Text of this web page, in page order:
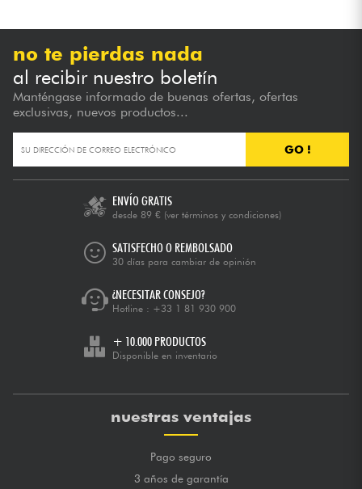
no te pierdas nada
al recibir nuestro boletín
Manténgase informado de buenas ofertas, ofertas
exclusivas, nuevos productos...
GO !
ENVÍO GRATIS
desde 89 € (ver términos y condiciones)
SATISFECHO O REMBOLSADO
30 días para cambiar de opinión
¿NECESITAR CONSEJO?
Hotline : +33 1 81 930 900
+ 10.000 PRODUCTOS
Disponible en inventario
nuestras ventajas
Pago seguro
3 años de garantía